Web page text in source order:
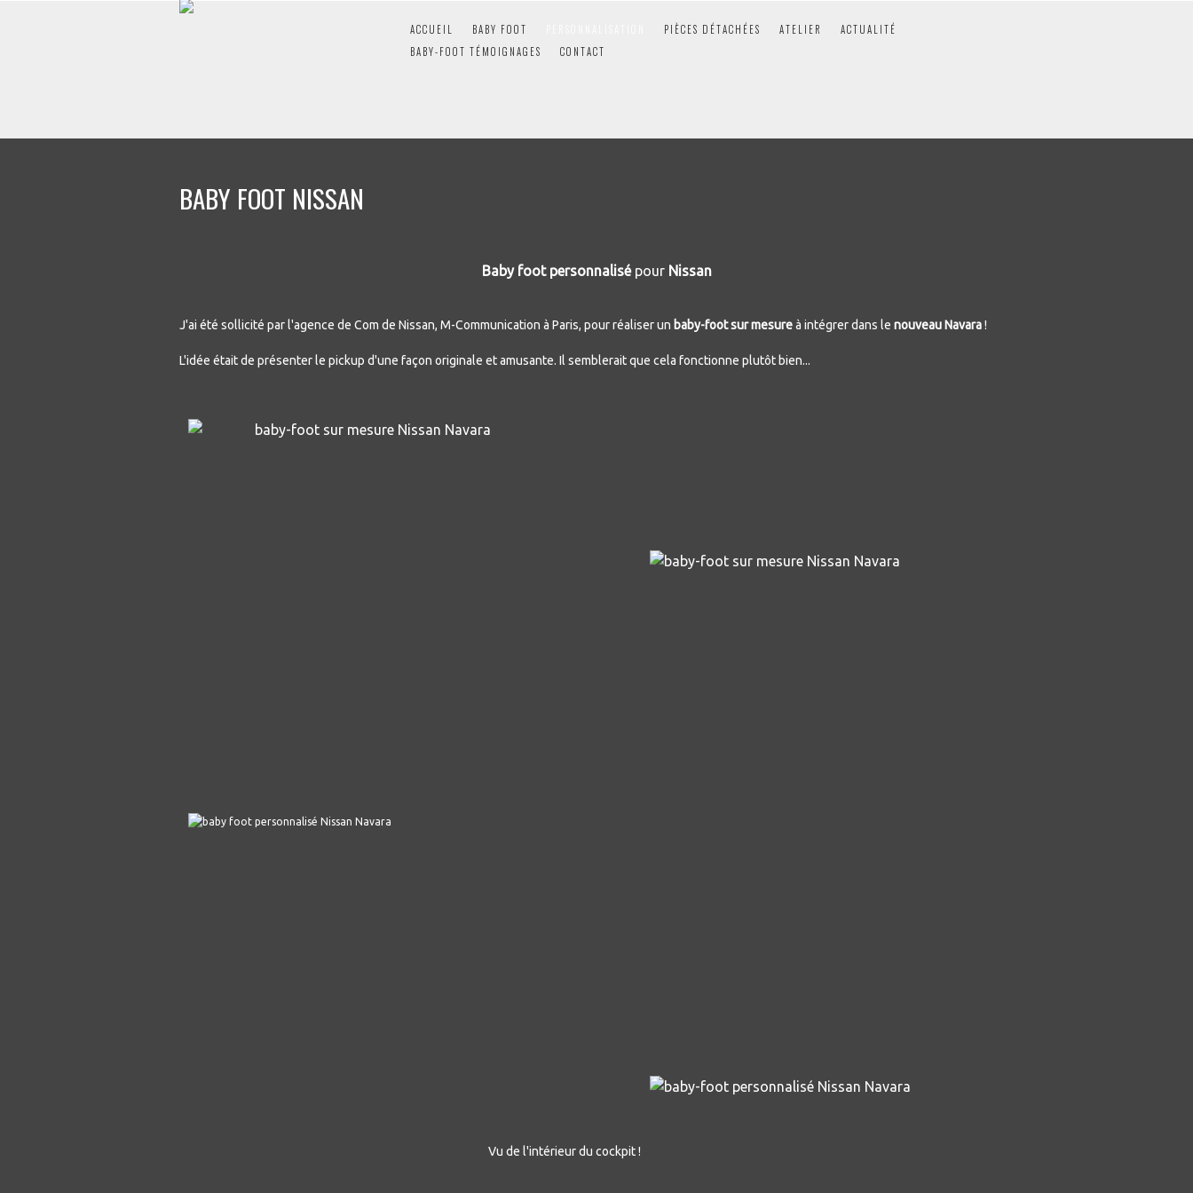
ACCUEIL BABY FOOT PIÈCES DÉTACHÉES ATELIER
ACTUALITÉ
BABY-FOOT TÉMOIGNAGES
CONTACT
BABY FOOT NISSAN
Baby foot personnalisé pourNissan
J'ai été sollicité par l'agence de Com de Nissan, M-Communication à Paris, pour réaliser un baby-foot sur mesureà intégrer dans le nouveau Navara!
L'idée était de présenter le pickup d'une façon originale et amusante. Il semblerait que cela fonctionne plutôt bien...
Vu de l'intérieur du cockpit !